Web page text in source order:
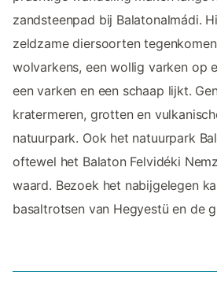
zandsteenpad bij Balatonalmádi.
zeldzame diersoorten
wolvarkens, een wollig varken op
een varken en een schaap lijkt.
kratermeren, grotten en
natuurpark. Ook het natuurpark
oftewel het Balaton Felvidéki
waard. Bezoek het nabijgelegen
basaltrotsen van Hegyestü en de